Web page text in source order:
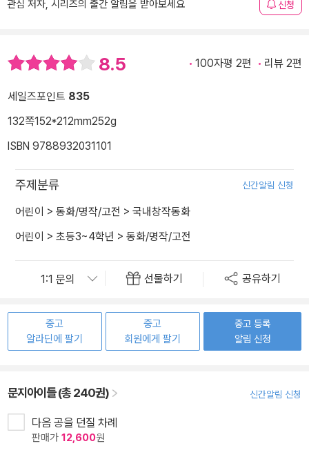
관심 저자, 시리즈의 출간 알림을 받아보세요 신청
8.5 100자평 2편 리뷰 2편
세일즈포인트 835
132쪽152*212mm252g
ISBN 9788932031101
주제분류 신간알림 신청
어린이 > 동화/명작/고전 > 국내창작동화
어린이 > 초등3~4학년 > 동화/명작/고전
선물하기 공유하기
중고
알라딘에 팔기
중고
회원에게 팔기
중고 등록
알림 신청
문지아이들 (총 240권) 신간알림 신청
다음 공을 던질 차례
판매가 12,600원